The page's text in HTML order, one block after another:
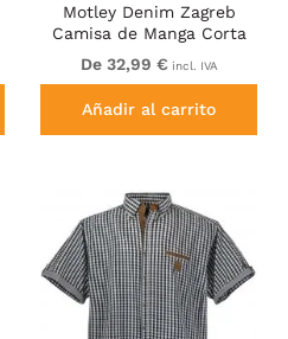
Motley Denim Zagreb
Camisa de Manga Corta
Caqui Oscuro
De 32,99 € incl. IVA
Añadir al carrito